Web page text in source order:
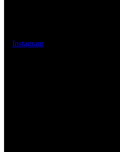
Instagram